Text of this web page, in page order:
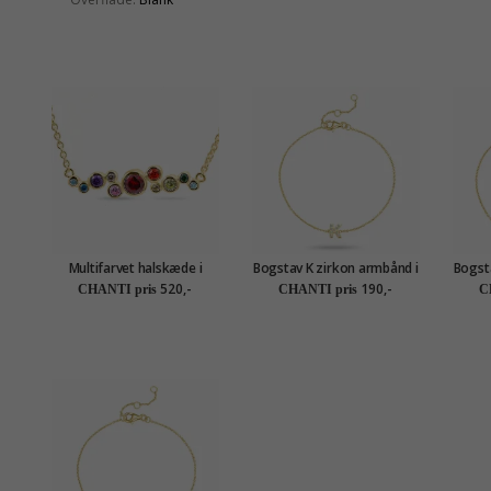
Multifarvet halskæde i
forgyldt sølv - Bubbly Twist
CHANTI pris 520,-
Bogstav K zirkon armbånd i
forgyldt sølv
CHANTI pris 190,-